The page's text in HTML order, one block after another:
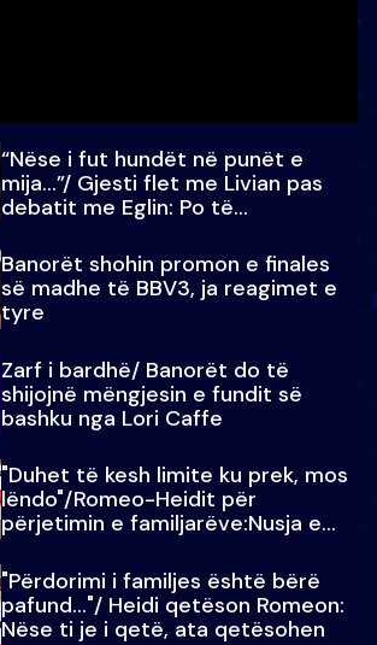
“Nëse i fut hundët në punët e
mija…”/ Gjesti flet me Livian pas
debatit me Eglin: Po të
Banorët shohin promon e finales
së madhe të BBV3, ja reagimet e
tyre
Zarf i bardhë/ Banorët do të
shijojnë mëngjesin e fundit së
bashku nga Lori Caffe
"Duhet të kesh limite ku prek, mos
lëndo"/Romeo-Heidit për
përjetimin e familjarëve:Nusja e
"Përdorimi i familjes është bërë
pafund…"/ Heidi qetëson Romeon:
Nëse ti je i qetë, ata qetësohen